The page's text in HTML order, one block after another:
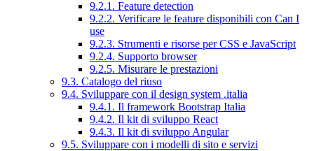
9.2.1. Feature detection
9.2.2. Verificare le feature disponibili con Can I
use
9.2.3. Strumenti e risorse per CSS e JavaScript
9.2.4. Supporto browser
9.2.5. Misurare le prestazioni
9.3. Catalogo del riuso
9.4. Sviluppare con il design system .italia
9.4.1. Il framework Bootstrap Italia
9.4.2. Il kit di sviluppo React
9.4.3. Il kit di sviluppo Angular
9.5. Sviluppare con i modelli di sito e servizi